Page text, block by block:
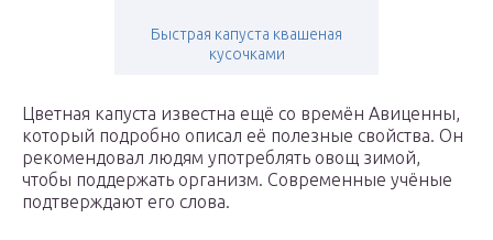
Быстрая капуста квашеная
кусочками
Цветная капуста известна ещё со времён Авиценны,
который подробно описал её полезные свойства. Он
рекомендовал людям употреблять овощ зимой,
чтобы поддержать организм. Современные учёные
подтверждают его слова.